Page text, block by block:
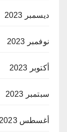
ديسمبر 2023
نوفمبر 2023
أكتوبر 2023
سبتمبر 2023
أغسطس 2023